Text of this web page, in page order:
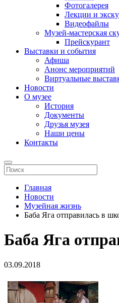
Фотогалерея
Лекции и
Видеофайлы
Музей-мастерская
Прейскурант
Выставки и события
Афиша
Анонс мероприятий
Виртуальные
Новости
О музее
История
Документы
Друзья музея
Наши цены
Контакты
Главная
Новости
Музейная жизнь
Баба Яга отправилась в
Баба Яга
03.09.2018